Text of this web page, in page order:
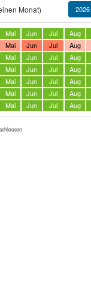
Monat) 2026
Mai Jun Jul Aug
Mai Jun Jul Aug
Mai Jun Jul Aug
Mai Jun Jul Aug
Mai Jun Jul Aug
Mai Jun Jul Aug
Mai Jun Jul Aug